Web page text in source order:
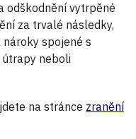
odškodnění vytrpěné
za trvalé následky,
spojené s
útrapy neboli
na stránce zranění